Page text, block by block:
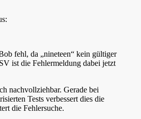
fehl, da „nineteen“ kein gültiger
ist die Fehlermeldung dabei jetzt
nachvollziehbar. Gerade bei
Tests verbessert dies die
die Fehlersuche.